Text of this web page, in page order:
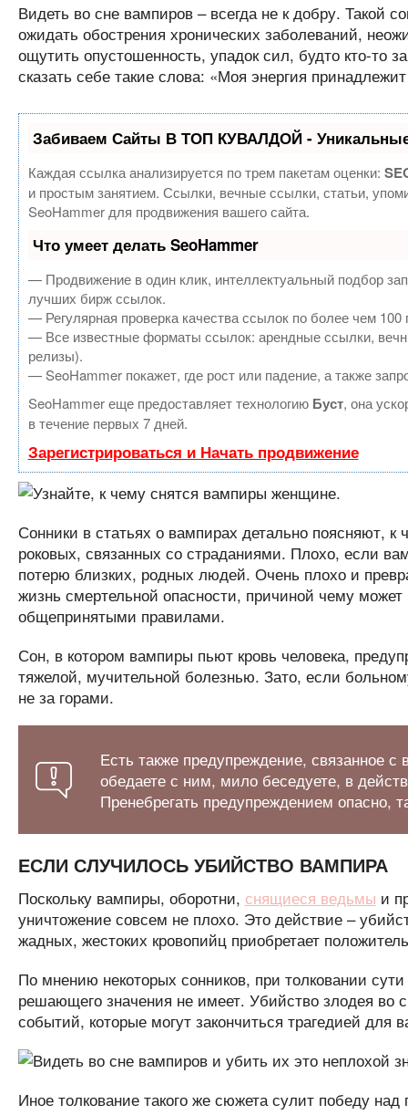
Видеть во сне вампиров – всегда не к добру. Такой
ожидать обострения хронических заболеваний,
ощутить опустошенность, упадок сил, будто кто-
сказать себе такие слова: «Моя энергия
Забиваем Сайты В ТОП КУВАЛДОЙ - Уникальные
Каждая ссылка анализируется по трем пакетам оценки:
и простым занятием. Ссылки, вечные ссылки, статьи,
SeoHammer для продвижения вашего сайта.
Что умеет делать SeoHammer
— Продвижение в один клик, интеллектуальный подбор
лучших бирж ссылок.
— Регулярная проверка качества ссылок по более чем
— Все известные форматы ссылок: арендные ссылки,
релизы).
— SeoHammer покажет, где рост или падение, а также
SeoHammer еще предоставляет технологию Буст, она
в течение первых 7 дней.
Зарегистрироваться и Начать продвижение
Сонники в статьях о вампирах детально поясняют,
роковых, связанных со страданиями. Плохо, если
потерю близких, родных людей. Очень плохо и
жизнь смертельной опасности, причиной чему
общепринятыми правилами.
Сон, в котором вампиры пьют кровь человека,
тяжелой, мучительной болезнью. Зато, если
не за горами.
Есть также предупреждение, связанное
обедаете с ним, мило беседуете, в
Пренебрегать предупреждением опасно,
ЕСЛИ СЛУЧИЛОСЬ УБИЙСТВО ВАМПИРА
Поскольку вампиры, оборотни, снящиеся ведьмы и
уничтожение совсем не плохо. Это действие –
жадных, жестоких кровопийц приобретает
По мнению некоторых сонников, при толковании
решающего значения не имеет. Убийство злодея во
событий, которые могут закончиться трагедией для
Иное толкование такого же сюжета сулит победу